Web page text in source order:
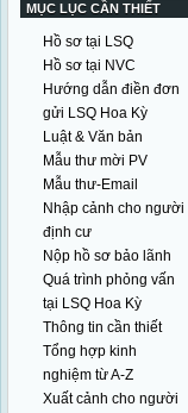
MỤC LỤC CẦN THIẾT
Hồ sơ tại LSQ
Hồ sơ tại NVC
Hướng dẫn điền đơn
gửi LSQ Hoa Kỳ
Luật & Văn bản
Mẫu thư mời PV
Mẫu thư-Email
Nhập cảnh cho người
định cư
Nộp hồ sơ bảo lãnh
Quá trình phỏng vấn
tại LSQ Hoa Kỳ
Thông tin cần thiết
Tổng hợp kinh
nghiệm từ A-Z
Xuất cảnh cho người